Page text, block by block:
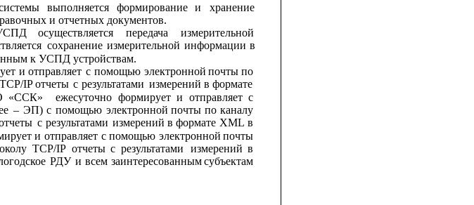
выполняется формирование и
хранение
и отчетных документов.
осуществляется передача
измерительной
сохранение измерительной информации в
к УСПД устройствам.
и отправляет с помощью электронной почты по
IP отчеты с результатами измерений в формате
«ССК» ежесуточно формирует и отправляет с
– ЭП) с помощью электронной почты по каналу
с результатами измерений в формате XML в
и отправляет с помощью электронной почты
TCP/IP отчеты с результатами измерений в
РДУ и всем заинтересованнымсубъектам